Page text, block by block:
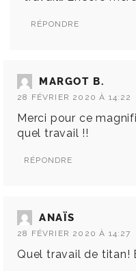
RÉPONDRE
MARGOT B.
28 FÉVRIER 2020 À 14:22
Merci pour ce
quel travail !!
RÉPONDRE
ANAÏS
28 FÉVRIER 2020 À 14:27
Quel travail de titan!